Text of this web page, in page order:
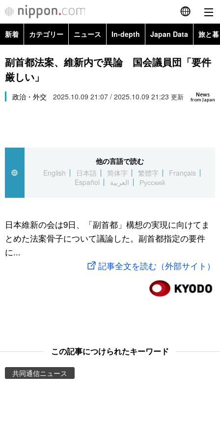
English
简体字
Русский
カテゴリー
経済・ビジネス
国際
文化
トップ
アーカイブ
In-depth
Japan Data
動画/Live
People
新着 カテゴリー ニュース In-depth Japan Data 旅と
政治・外交
経済・ビジネス
スポーツ・東京2020
Topics
副首都法案、維新内で異論 国会議員団「要件
厳しい」
News
from Japan
政治・外交 2025.10.09 21:07 / 2025.10.09 21:23 更新
他の言語で読む
English
日本語 简体字 繁體字
Français
Español
العربية Русский
日本維新の会は9日、「副首都」構想の実現に向けてま
とめた法案骨子について議論した。副首都指定の要件
に...
記事全文を読む（外部サイト）
この記事につけられたキーワード
共同通信ニュース